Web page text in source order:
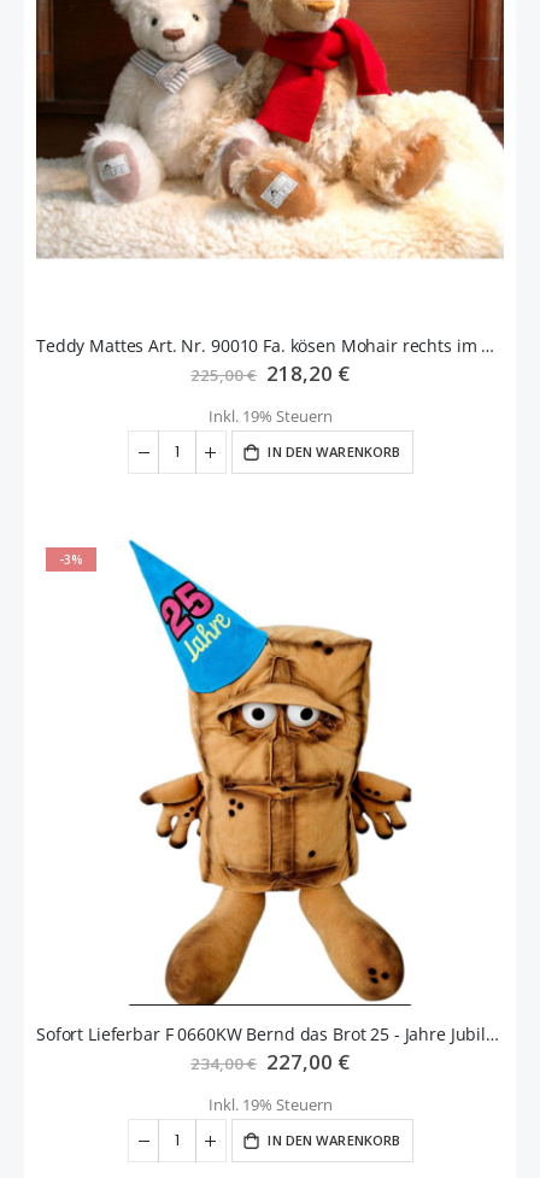
Teddy Mattes Art. Nr. 90010 Fa. kösen Mohair rechts im Bild
225,00 € Sonderangebot
218,20 €
Inkl. 19% Steuern
IN DEN WARENKORB
-3%
Sofort Lieferbar F 0660KW Bernd das Brot 25 - Jahre Jubiläumsedition
234,00 € Sonderangebot
227,00 €
Inkl. 19% Steuern
IN DEN WARENKORB